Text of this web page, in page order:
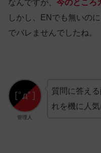
なんですが、 今のところ
しかし、ENでも無いの
でバレませんでしたね。
管理人
質問に答え
れを機に人